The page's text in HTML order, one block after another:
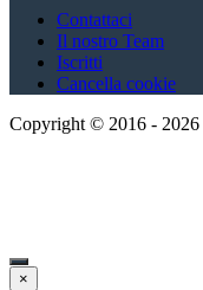
Contattaci
Il nostro Team
Iscritti
Cancella cookie
Copyright © 2016 - 2026
×